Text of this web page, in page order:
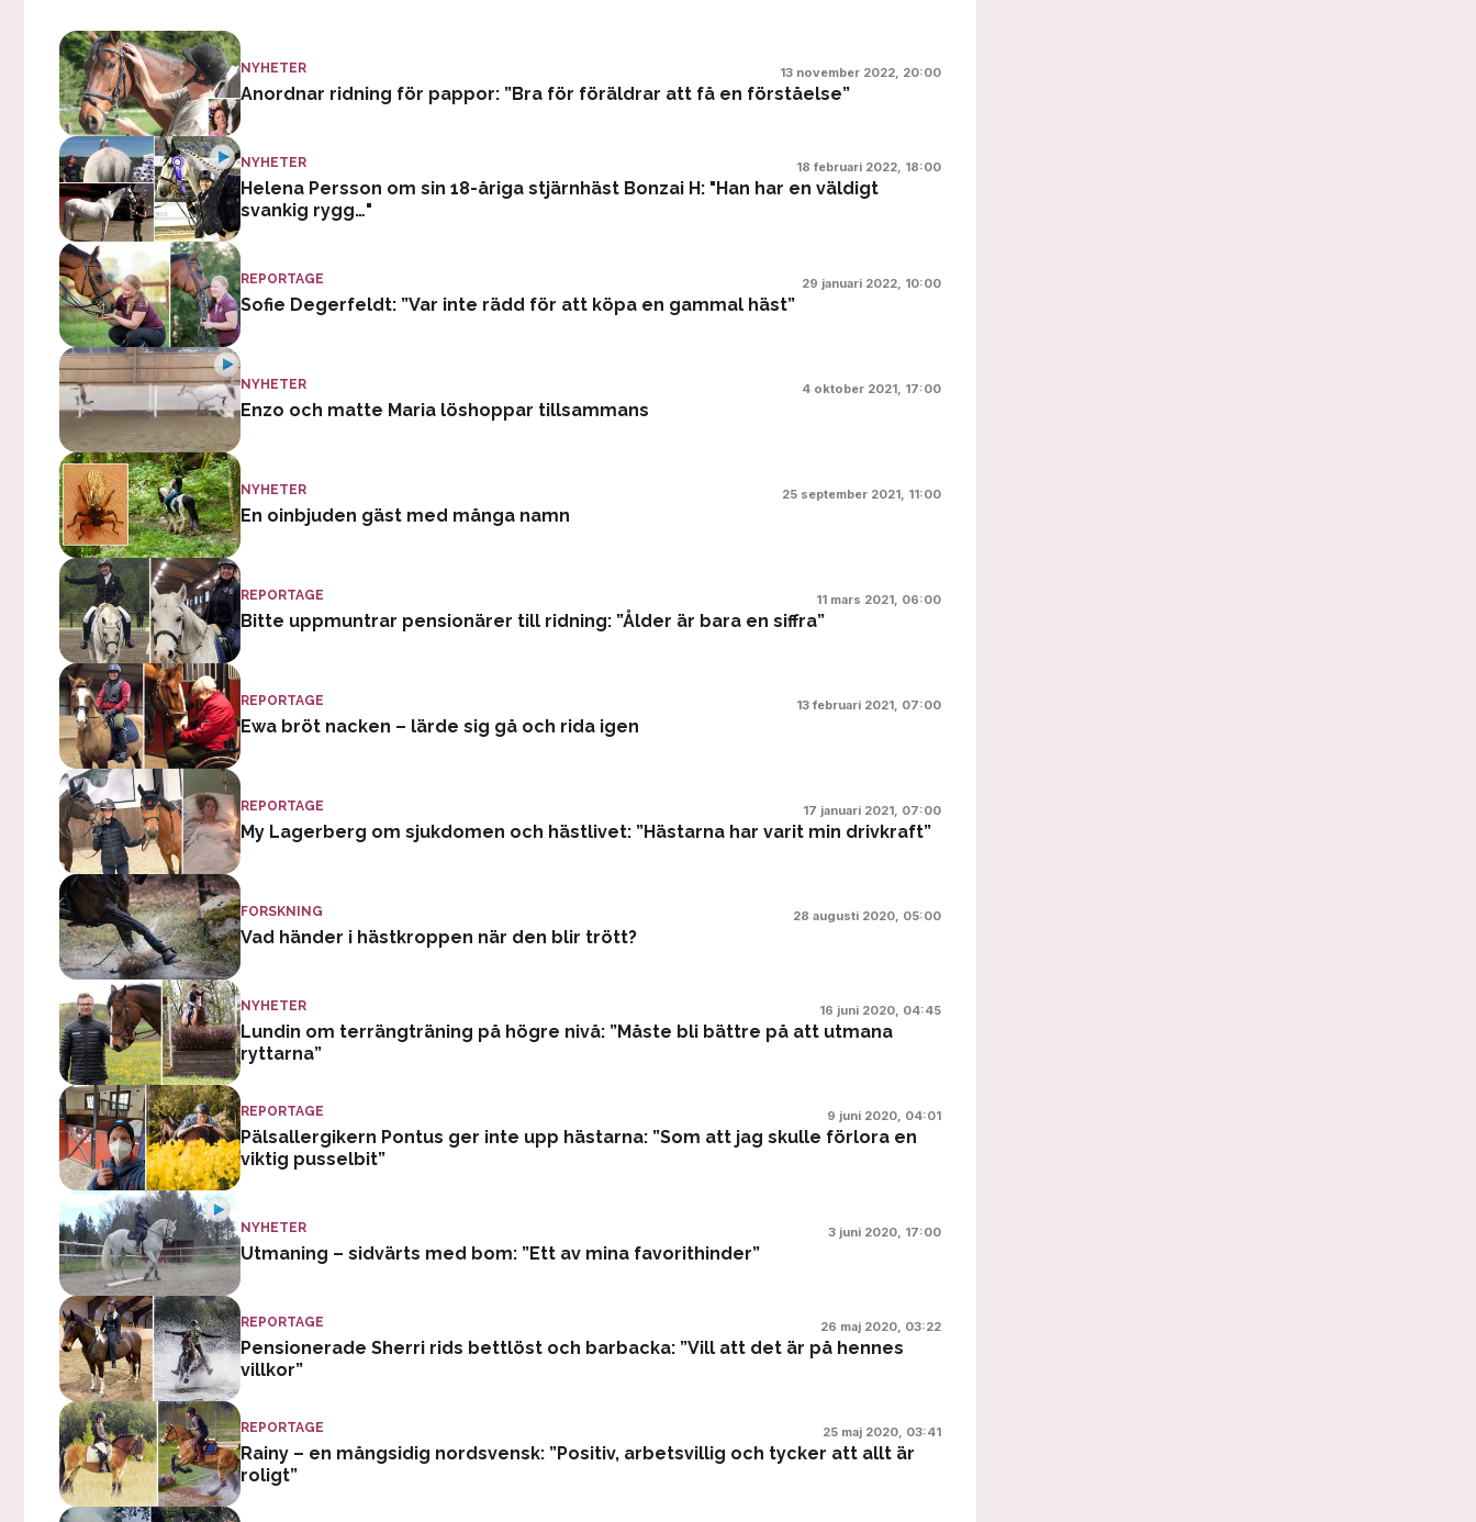
NYHETER 13 november 2022, 20:00
Anordnar ridning för pappor: ”Bra för föräldrar att få en förståelse”
NYHETER 18 februari 2022, 18:00
Helena Persson om sin 18-åriga stjärnhäst Bonzai H: "Han har en väldigt
svankig rygg…"
REPORTAGE 29 januari 2022, 10:00
Sofie Degerfeldt: ”Var inte rädd för att köpa en gammal häst”
NYHETER 4 oktober 2021, 17:00
Enzo och matte Maria löshoppar tillsammans
NYHETER 25 september 2021, 11:00
En oinbjuden gäst med många namn
REPORTAGE 11 mars 2021, 06:00
Bitte uppmuntrar pensionärer till ridning: ”Ålder är bara en siffra”
REPORTAGE 13 februari 2021, 07:00
Ewa bröt nacken – lärde sig gå och rida igen
REPORTAGE 17 januari 2021, 07:00
My Lagerberg om sjukdomen och hästlivet: ”Hästarna har varit min drivkraft”
FORSKNING 28 augusti 2020, 05:00
Vad händer i hästkroppen när den blir trött?
NYHETER 16 juni 2020, 04:45
Lundin om terrängträning på högre nivå: ”Måste bli bättre på att utmana
ryttarna”
REPORTAGE 9 juni 2020, 04:01
Pälsallergikern Pontus ger inte upp hästarna: ”Som att jag skulle förlora en
viktig pusselbit”
NYHETER 3 juni 2020, 17:00
Utmaning – sidvärts med bom: ”Ett av mina favorithinder”
REPORTAGE 26 maj 2020, 03:22
Pensionerade Sherri rids bettlöst och barbacka: ”Vill att det är på hennes
villkor”
REPORTAGE 25 maj 2020, 03:41
Rainy – en mångsidig nordsvensk: ”Positiv, arbetsvillig och tycker att allt är
roligt”